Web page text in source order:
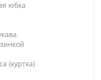
юбка
(куртка)